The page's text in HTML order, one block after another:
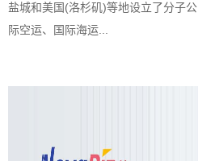
盐城和美国(洛杉矶)等地设立了分子
际空运、国际海运...